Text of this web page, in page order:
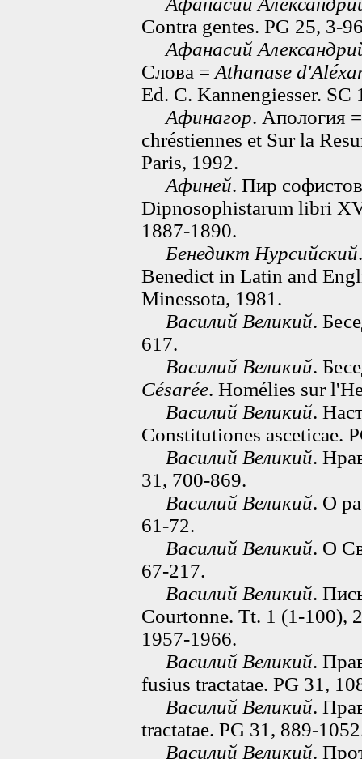
Contra gentes. PG 25, 3-
Афанасий
Слова = Athanase
Ed. C. Kannengiesser. SC
Афинагор. Апология
chréstiennes et Sur la
Paris, 1992.
Афиней. Пир
Dipnosophistarum libri
1887-1890.
Бенедикт Нурсийский
Benedict in Latin and
Minessota, 1981.
Василий Великий.
617.
Василий Великий.
Césarée. Homélies sur
Василий Великий.
Constitutiones asceticae.
Василий Великий.
31, 700-869.
Василий Великий. О
61-72.
Василий Великий. О
67-217.
Василий Великий.
Courtonne. Tt. 1 (1-100),
1957-1966.
Василий Великий.
fusius tractatae. PG 31,
Василий Великий.
tractatae. PG 31, 889-
Василий Великий.